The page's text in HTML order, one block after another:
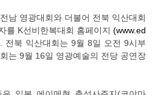
남 영광대회와 더불어 전북 익산대회
를 K선비한복대회 홈페이지 (www.ed
전북 익산대회는 9월 8일 오전 9시부
는 9월 16일 영광예술의 전당 공연장